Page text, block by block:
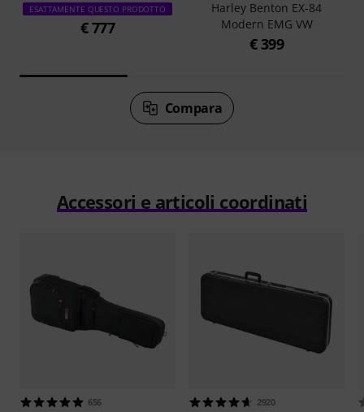
ESATTAMENTE QUESTO PRODOTTO
€ 777
Harley Benton EX-84
Modern EMG VW
€ 399
Compara
Accessori e articoli coordinati
656 2920